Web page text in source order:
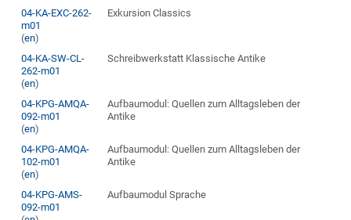
04-KA-EXC-262-
m01
(en)
Exkursion Classics
04-KA-SW-CL-
262-m01
(en)
Schreibwerkstatt Klassische Antike
04-KPG-AMQA-
092-m01
(en)
Aufbaumodul: Quellen zum Alltagsleben der
Antike
04-KPG-AMQA-
102-m01
(en)
Aufbaumodul: Quellen zum Alltagsleben der
Antike
04-KPG-AMS-
092-m01
Aufbaumodul Sprache